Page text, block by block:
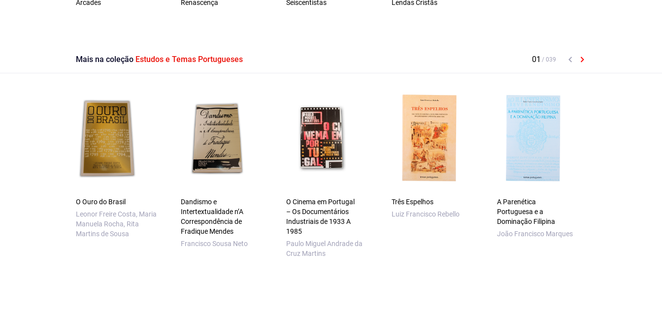
Árcades
Renascença
Seiscentistas
Lendas Cristãs
Mais na coleção Estudos e Temas Portugueses
O Ouro do Brasil
Leonor Freire Costa, Maria
Manuela Rocha, Rita
Martins de Sousa
Dandismo e
Intertextualidade n’A
Correspondência de
Fradique Mendes
Francisco Sousa Neto
O Cinema em Portugal
– Os Documentários
Industriais de 1933 A
1985
Paulo Miguel Andrade da
Cruz Martins
Três Espelhos
Luiz Francisco Rebello
A Parenética
Portuguesa e a
Dominação Filipina
João Francisco Marques